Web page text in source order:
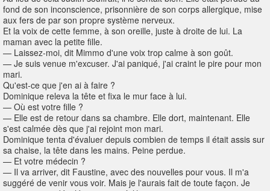
fond de son inconscience, prisonnière de son corps allergique, mise
aux fers de par son propre système nerveux.
Et la voix de cette femme, à son oreille, juste à droite de lui. La
maman avec la petite fille.
— Laissez-moi, dit Mimmo d'une voix trop calme à son goût.
— Je suis venue m'excuser. J'ai paniqué, j'ai craint le pire pour mon
mari.
Qu'est-ce que j'en ai à faire ?
Dominique releva la tête et fixa le mur face à lui.
— Où est votre fille ?
— Elle est de retour dans sa chambre. Elle dort, maintenant. Elle
s'est calmée dès que j'ai rejoint mon mari.
Dominique tenta d'évaluer depuis combien de temps il était assis sur
sa chaise, la tête dans les mains. Peine perdue.
— Et votre médecin ?
— Il va arriver, dit Faustine, avec des nouvelles pour vous. Il m'a
suggéré de venir vous voir. Mais je l'aurais fait de toute façon. Je